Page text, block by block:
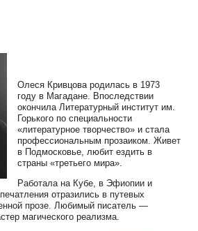
Олеся Кривцова родилась в 1973
году в Магадане. Впоследствии
окончила Литературный институт им.
Горького по специальности
«литературное творчество» и стала
профессиональным прозаиком. Живет
в Подмосковье, любит ездить в
страны «третьего мира».
Работала на Кубе, в Эфиопии и
отразились в путевых
прозе. Любимый писатель —
магического реализма.